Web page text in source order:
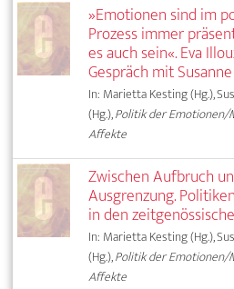
»Emotionen sind im
Prozess immer
es auch sein«. Eva
Gespräch mit
In: Marietta Kesting (Hg.),
(Hg.),Politik der Emotionen/
Affekte
Zwischen Aufbruch
Ausgrenzung.
in den
In: Marietta Kesting (Hg.),
(Hg.),Politik der Emotionen/
Affekte